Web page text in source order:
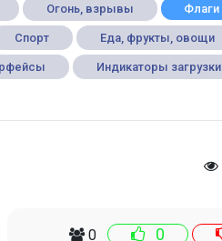
Огонь, взрывы Флаги
Спорт Еда, фрукты, овощи
Индикаторы загрузки
0 0